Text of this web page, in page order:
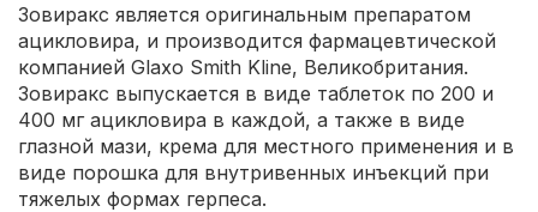
Зовиракс является оригинальным препаратом
ацикловира, и производится фармацевтической
компанией Glaxo Smith Kline, Великобритания.
Зовиракс выпускается в виде таблеток по 200 и
400 мг ацикловира в каждой, а также в виде
глазной мази, крема для местного применения и в
виде порошка для внутривенных инъекций при
тяжелых формах герпеса.